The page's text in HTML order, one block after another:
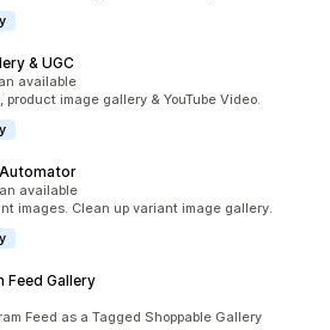
& UGC
available
product image gallery & YouTube Video.
available
images. Clean up variant image gallery.
Feed Gallery
Feed as a Tagged Shoppable Gallery